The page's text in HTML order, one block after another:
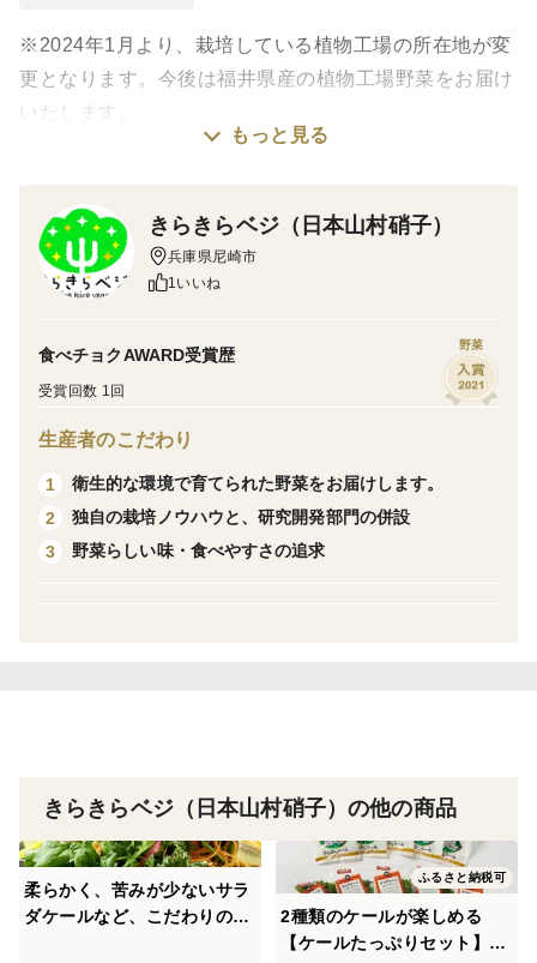
ます。
※2024年1月より、栽培している植物工場の所在地が変
更となります。今後は福井県産の植物工場野菜をお届け
いたします。
※一部、セット構成が変更となります。
GABA きらきらケール」に変更させていただきます。
私たち日本山村硝子が15年以上の歳月をかけ研究開発を
ドで皆様にお届けいたします。
日本でトップシェアのガラスびんメーカーが「安心・安
全」「環境」「サステナブル」というコンセプトのもと
始めたのが植物工場事業です。
100年以上のものづくりのノウハウを応用し、高品質・
美味しく、そして栄養価の高い野菜を栽培するため、こ
れまで15年以上の期間をかけ、それぞれの野菜に適した
栽培条件を探り出してきました。
そのために、LED照明は照明メーカーと共同開発をする
など、その取り組みに妥協はありません。
もっと見る
きらきらベジ（日本山村硝子）
兵庫県尼崎市
1いいね
食べチョクAWARD受賞歴
受賞回数 1回
野菜
生産者のこだわり
1
衛生的な環境で育てられた野菜をお届けします。
2
独自の栽培ノウハウと、研究開発部門の併設
3
野菜らしい味・食べやすさの追求
きらきらベジ（日本山村硝子）の他の商品
柔らかく、苦みが少ないサラ
ダケールなど、こだわりの野
ふるさと納税可
2種類のケールが楽しめる
【ケールたっぷりセット】。